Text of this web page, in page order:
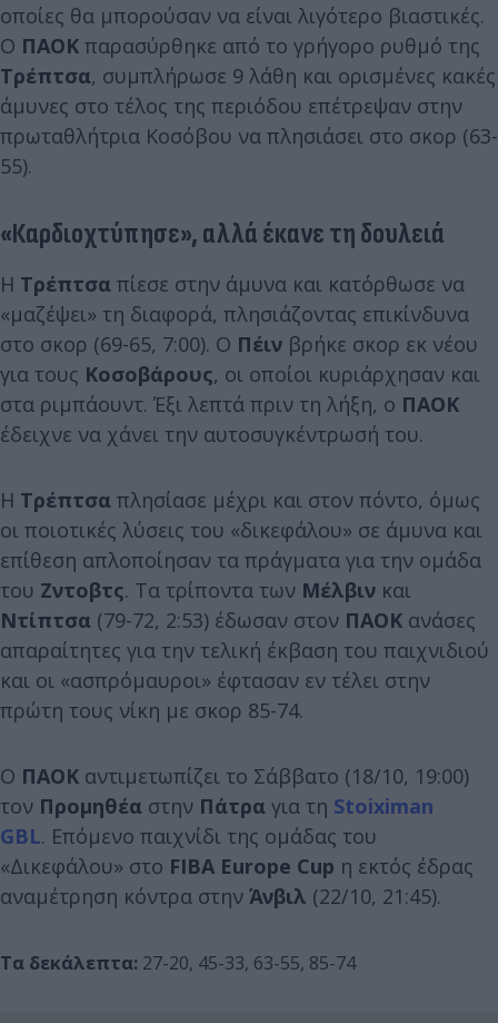
οποίες θα μπορούσαν να είναι λιγότερο βιαστικές.
Ο ΠΑΟΚ παρασύρθηκε από το γρήγορο ρυθμό της
Τρέπτσα, συμπλήρωσε 9 λάθη και ορισμένες κακές
άμυνες στο τέλος της περιόδου επέτρεψαν στην
πρωταθλήτρια Κοσόβου να πλησιάσει στο σκορ (63-
55).
«Καρδιοχτύπησε», αλλά έκανε τη δουλειά
Η Τρέπτσα πίεσε στην άμυνα και κατόρθωσε να
«μαζέψει» τη διαφορά, πλησιάζοντας επικίνδυνα
στο σκορ (69-65, 7:00). Ο Πέιν βρήκε σκορ εκ νέου
για τους Κοσοβάρους, οι οποίοι κυριάρχησαν και
στα ριμπάουντ. Έξι λεπτά πριν τη λήξη, ο ΠΑΟΚ
έδειχνε να χάνει την αυτοσυγκέντρωσή του.
Η Τρέπτσα πλησίασε μέχρι και στον πόντο, όμως
οι ποιοτικές λύσεις του «δικεφάλου» σε άμυνα και
επίθεση απλοποίησαν τα πράγματα για την ομάδα
του Ζντοβτς. Τα τρίποντα των Μέλβιν και
Ντίπτσα (79-72, 2:53) έδωσαν στον ΠΑΟΚ ανάσες
απαραίτητες για την τελική έκβαση του παιχνιδιού
και οι «ασπρόμαυροι» έφτασαν εν τέλει στην
πρώτη τους νίκη με σκορ 85-74.
Ο ΠΑΟΚ αντιμετωπίζει το Σάββατο (18/10, 19:00)
τον Προμηθέα στην Πάτρα για τη Stoiximan
GBL. Επόμενο παιχνίδι της ομάδας του
«Δικεφάλου» στο FIBA Europe Cup η εκτός έδρας
αναμέτρηση κόντρα στην Άνβιλ (22/10, 21:45).
Τα δεκάλεπτα: 27-20, 45-33, 63-55, 85-74